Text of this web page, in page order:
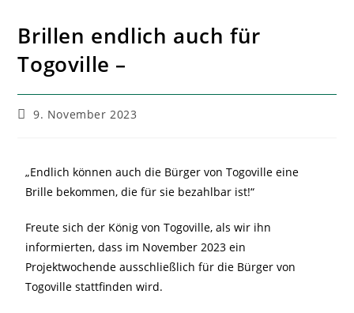
Brillen endlich auch für
Togoville –
9. November 2023
„Endlich können auch die Bürger von Togoville eine
Brille bekommen, die für sie bezahlbar ist!“
Freute sich der König von Togoville, als wir ihn
informierten, dass im November 2023 ein
Projektwochende ausschließlich für die Bürger von
Togoville stattfinden wird.